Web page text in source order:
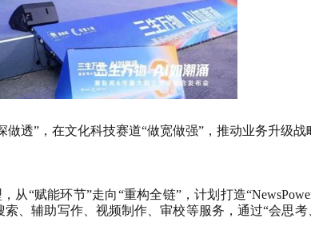
透”，在文化科技赛道“做宽做强”，推动业务升级战
从“赋能环节”走向“重构全链”，计划打造“
索、辅助写作、视频制作、审校等服务，通过“会思考